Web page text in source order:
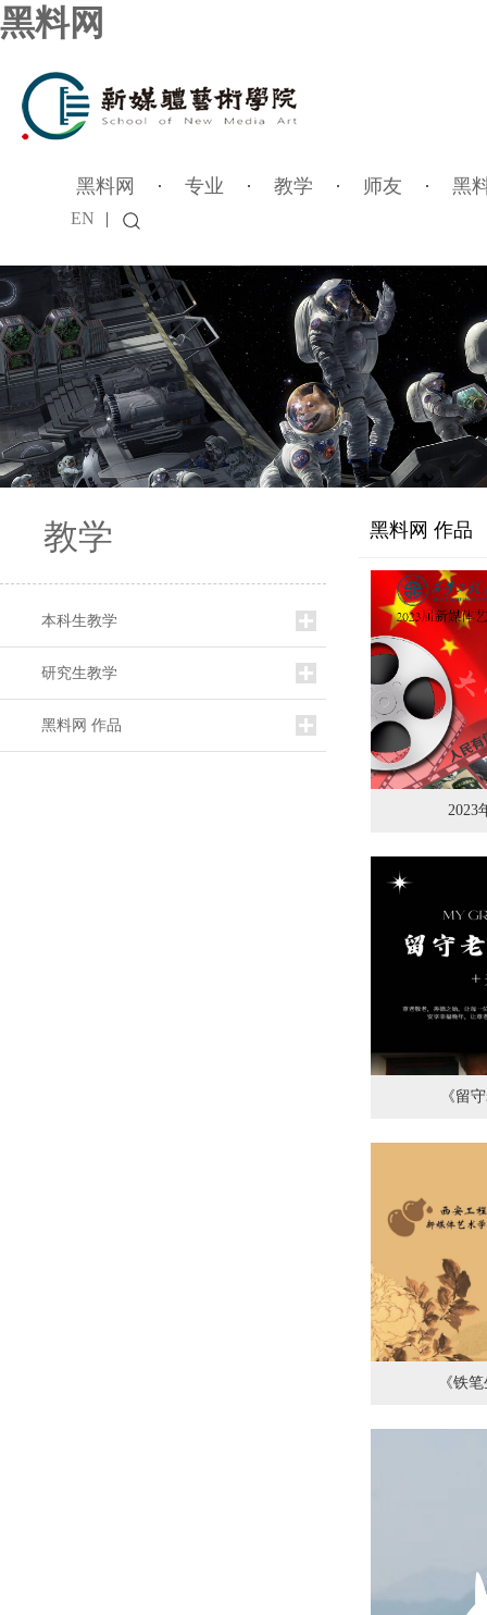
黑料网
黑料网 · 专业 · 教学 · 师友 · 黑
EN |
教学
本科生教学
研究生教学
黑料网 作品
黑料网 作品
2023
《留
《铁